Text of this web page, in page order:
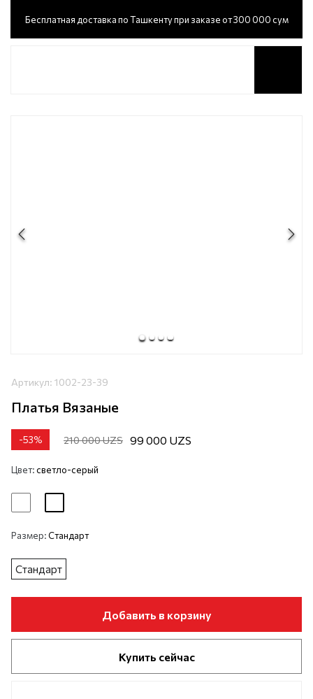
Бесплатная доставка по Ташкенту при заказе от 300 000 сум
Артикул: 1002-23-39
Платья Вязаные
-53% 210 000 UZS 99 000 UZS
Цвет:светло-серый
Размер:Стандарт
Стандарт
Добавить в корзину
Купить сейчас